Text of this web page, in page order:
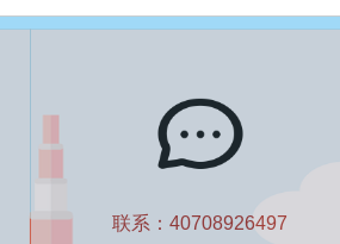
联系：40708926497